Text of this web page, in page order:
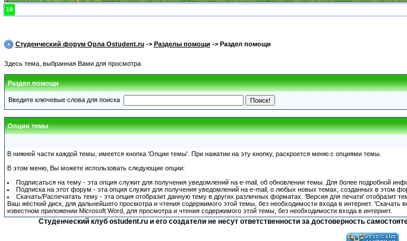
10
Студенческий форум Орла Ostudent.ru -> Разделы помощи -> Раздел помощи
Здесь тема, выбранная Вами для просмотра
Раздел помощи
Введите ключевые слова для поиска
Опции темы
В нижней части каждой темы, имеется кнопка 'Опции темы'. При нажатии на эту кнопку, раскроется меню с опциями темы.
В этом меню, Вы можете использовать следующие опции:
Подписаться на тему - эта опция служит для получения уведомлений на e-mail, об обновлении темы. Для более подробной
Подписка на этот форум - эта опция служит для получения уведомлений на e-mail, о любых новых темах, созданных в этом
Скачать/Распечатать тему - эта опция отобразит данную тему в других различных форматах. 'Версия для печати'
Ваш жёсткий диск, для дальнейшего просмотра и чтения содержимого этой темы, без необходимости входа в интернет.
известном приложении Microsoft Word, для просмотра и чтения содержимого этой темы, без необходимости входа в интернет.
Студенческий клуб ostudent.ru и его создатели не несут ответственности за достоверность